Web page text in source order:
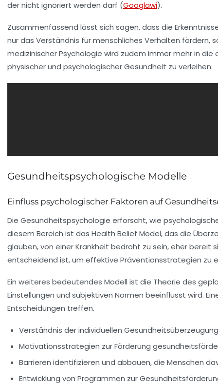
der nicht ignoriert werden darf (Googlawi).
Zusammenfassend lässt sich sagen, dass die
nur das Verständnis für menschliches Verhalten
medizinischer Psychologie wird zudem immer mehr in
physischer und psychologischer Gesundheit zu verleihen.
Gesundheitspsychologische Modelle
Einfluss psychologischer Faktoren auf
Die Gesundheitspsychologie erforscht, wie
diesem Bereich ist das Health Belief Model, das die
glauben, von einer Krankheit bedroht zu sein, eher
entscheidend ist, um effektive Präventionsstrategien zu
Ein weiteres bedeutendes Modell ist die Theorie des
Einstellungen und subjektiven Normen beeinflusst wird.
Entscheidungen treffen.
Verständnis der individuellen
Motivationsstrategien zur Förderung
Barrieren identifizieren und abbauen, die Menschen
Entwicklung von Programmen zur